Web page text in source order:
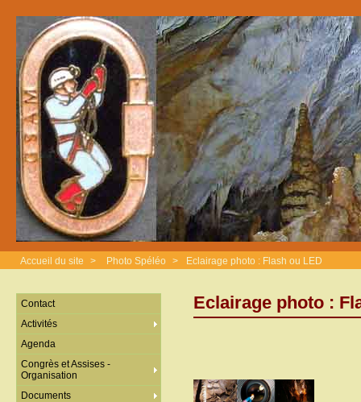
Accueil du site > Photo Spéléo > Eclairage photo : Flash ou LED
Eclairage photo :
Contact
Activités
Agenda
Congrès et Assises -
Organisation
Documents